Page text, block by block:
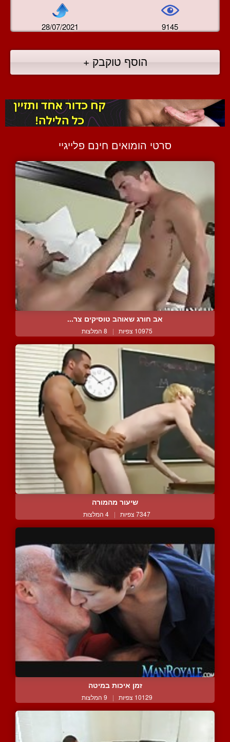
28/07/2021 9145
הוסף טוקבק +
סרטי הומואים חינם פלייגיי
אב חורג שאוהב טוסיקים צר...
10975 צפיות | 8 המלצות
שיעור מהמורה
7347 צפיות | 4 המלצות
זמן איכות במיטה
10129 צפיות | 9 המלצות